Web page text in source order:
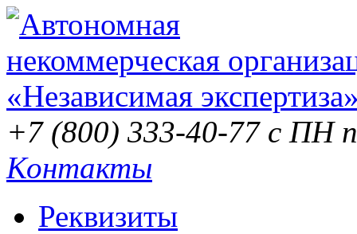
+7 (800) 333-40-77 с ПН
Контакты
Реквизиты